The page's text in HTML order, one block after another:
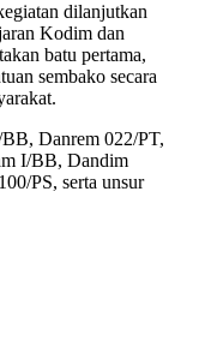
dilanjutkan
Kodim dan
batu pertama,
sembako secara
Danrem 022/PT,
I/BB, Dandim
PS, serta unsur